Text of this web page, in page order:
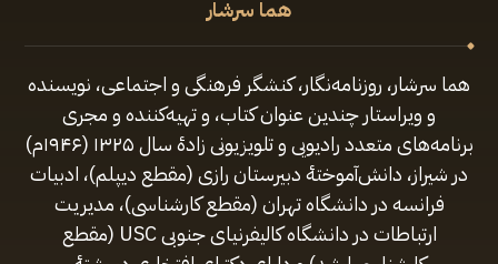
هما سرشار
هما سرشار، روزنامه‌نگار، کنشگر فرهنگی و اجتماعی، نویسنده
و ویراستار چندین عنوان کتاب، و تهیه‌کننده و مجری
برنامه‌های متعدد رادیویی و تلویزیونی زادهٔ سال ۱۳۲۵ (۱۹۴۶م)
در شیراز، دانش‌آموختهٔ دبیرستان رازی (مقطع‌ دیپلم)، ادبیات
فرانسه در دانشگاه تهران (مقطع کارشناسی)، مدیریت
ارتباطات در دانشگاه کالیفرنیای جنوبی USC (مقطع